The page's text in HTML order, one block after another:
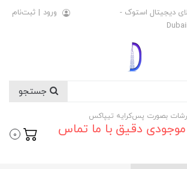
دیجیتال استوک -
ورود | ثبت‌نام
دقیق با ما تماس
0